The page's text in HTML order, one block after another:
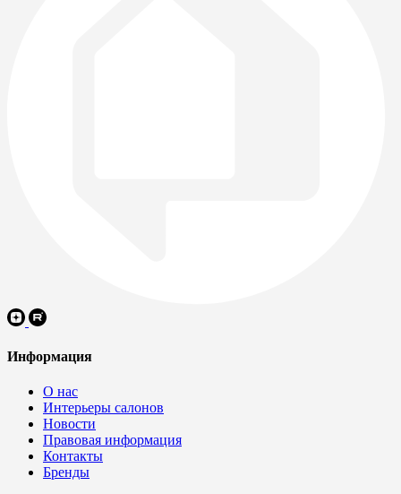
Информация
О нас
Интерьеры салонов
Новости
Правовая информация
Контакты
Бренды